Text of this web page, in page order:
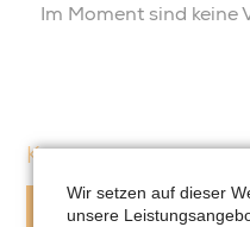
Im Moment sind keine
Kurse
Videoschnitt & -
Wir setzen auf dieser
unsere